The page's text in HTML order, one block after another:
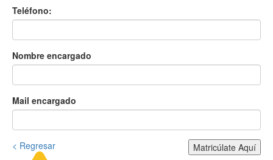
Teléfono:
Nombre encargado
Mail encargado
< Regresar Matricúlate Aquí